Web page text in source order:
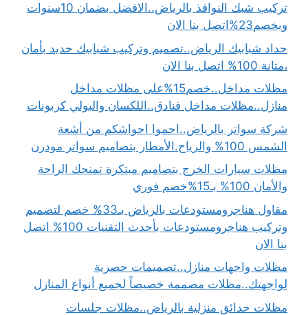
تركيب شبك النوافذ بالرياض..الافضل بضمان 10سنوات
وبخصم23%اتصل بنا الان
حداد شبابيك الرياض..تصميم وتركيب شبابيك حديد بأمان
،متانة 100% اتصل بنا الان
مظلات مداخل..خصم15%على مظلات مداخل
منازل..مظلات مداخل فنادق..اللكسان والبولي كربونات
شركة سواتر بالرياض..احموا احواشكم من أشعة
الشمس 100% والرياح.الأمطار بتصاميم سواتر مودرن
مظلات سيارات الخرج بتصاميم مبتكرة تمنحك الراحة
والأمان 100% بـ15%خصم فوري
مقاول هناجرومستودعات بالرياض بـ33% خصم لتصميم
وتركيب هناجرومستودعات بأحدث التقنيات 100% اتصل
بنا الان
مظلات واجهات منازل..تصميمات حصرية
لواجهتك..مظلات مصممة خصيصاً لجميع أنواع المنازل
مظلات حدائق منزلية بالرياض..مظلات جلسات